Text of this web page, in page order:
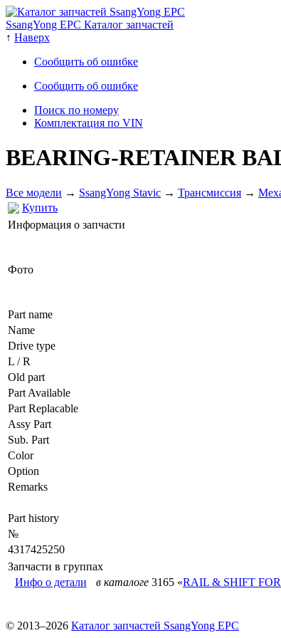
SsangYong EPC Каталог запчастей
↑ Наверх
Сообщить об ошибке
Сообщить об ошибке
Поиск по номеру
Комплектация по VIN
BEARING-RETAINER
Все модели → SsangYong Stavic → Трансмиссия →
Купить
Информация о запчасти
Фото
Part name
Name
Drive type
L / R
Old part
Part Available
Part Replacable
Assy Part
Sub. Part
Color
Option
Remarks
Part history
№
4317425250
Запчасти в группах
Инфо о детали
в каталоге 3165 «RAIL & SHIFT
© 2013–2026 Каталог запчастей SsangYong EPC